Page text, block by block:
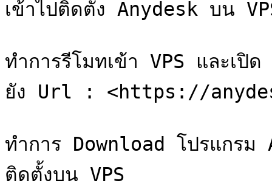
เข้าไปติดตั้ง Anydesk บน
ทำการรีโมทเข้า VPS และเปิ
ยัง Url : <https://
ทำการ Download โปรแกร
ติดตั้งบน VPS